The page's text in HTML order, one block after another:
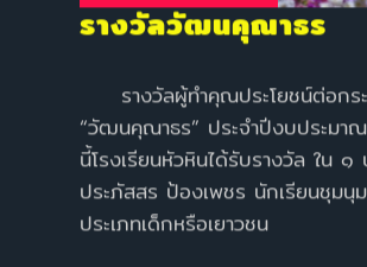
รางวัลวัฒนคุณาธร
รางวัลผู้ทำคุณประโยชน์ต่อกร
“วัฒนคุณาธร” ประจำปีงบประม
นี้โรงเรียนหัวหินได้รับรางวัล ใน ๑
ประภัสสร ป้องเพชร นักเรียนชุมนุ
ประเภทเด็กหรือเยาวชน